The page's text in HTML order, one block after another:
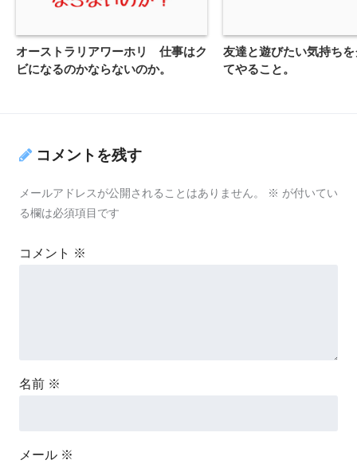
オーストラリアワーホリ 仕事はク
ビになるのかならないのか。
友達と遊びたい気持ち
てやること。
コメントを残す
メールアドレスが公開されることはありません。 ※ が付いてい
る欄は必須項目です
コメント ※
名前 ※
メール ※